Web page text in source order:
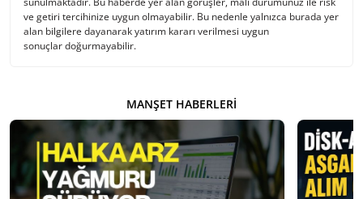
ve getiri tercihinize uygun olmayabilir. Bu nedenle yalnızca burada yer
alan bilgilere dayanarak yatırım kararı verilmesi uygun
sonuçlar doğurmayabilir.
MANŞET HABERLERI